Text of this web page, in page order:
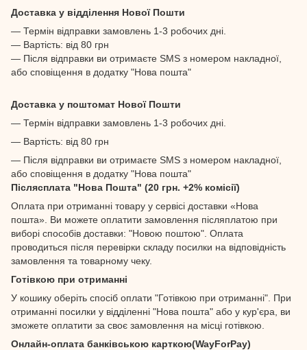
Доставка у відділення Нової Пошти
— Термін відправки замовлень 1-3 робочих дні.
— Вартість: від 80 грн
— Після відправки ви отримаєте SMS з номером накладної,
або сповіщення в додатку "Нова пошта"
Доставка у поштомат Нової Пошти
— Термін відправки замовлень 1-3 робочих дні.
— Вартість: від 80 грн
— Після відправки ви отримаєте SMS з номером накладної,
або сповіщення в додатку "Нова пошта"
Післясплата "Нова Пошта" (20 грн. +2% комісії)
Оплата при отриманні товару у сервісі доставки «Нова
пошта». Ви можете оплатити замовлення післяплатою при
виборі способів доставки: "Новою поштою". Оплата
проводиться після перевірки складу посилки на відповідність
замовлення та товарному чеку.
Готівкою при отриманні
У кошику оберіть спосіб оплати "Готівкою при отриманні". При
отриманні посилки у відділенні "Нова пошта" або у кур'єра, ви
зможете оплатити за своє замовлення на місці готівкою.
Онлайн-оплата банківською карткою(WayForPay)